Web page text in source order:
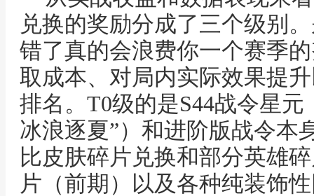
兑换的奖励分成了三个级别
错了真的会浪费你一个赛季
取成本、对局内实际效果提
排名。T0级的是S44战令星
冰浪逐夏”）和进阶版战令本
比皮肤碎片兑换和部分英雄
片（前期）以及各种纯装饰